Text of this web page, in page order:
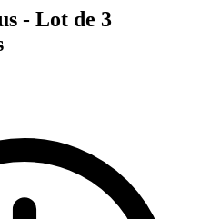
- Lot de 3